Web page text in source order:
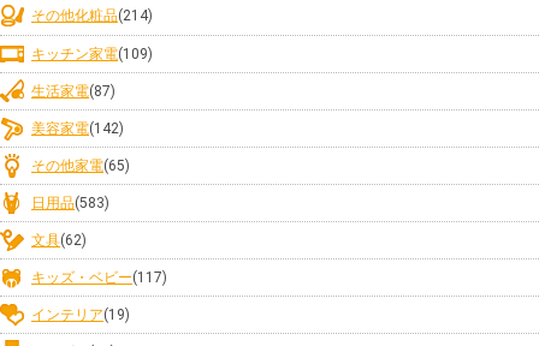
その他化粧品(214)
キッチン家電(109)
生活家電(87)
美容家電(142)
その他家電(65)
日用品(583)
文具(62)
キッズ・ベビー(117)
インテリア(19)